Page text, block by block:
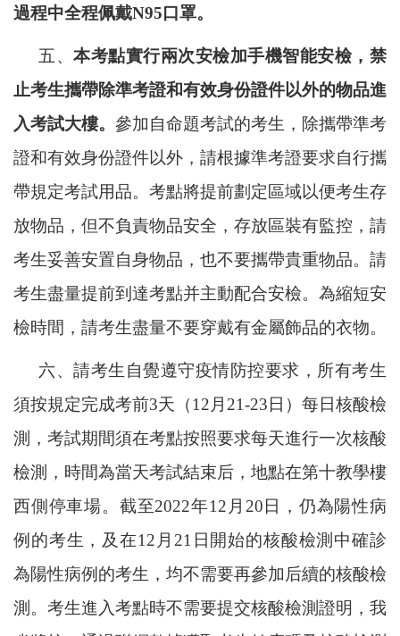
過程中全程佩戴N95口罩。
五、本考點實行兩次安檢加手機智能安檢，禁
止考生攜帶除準考證和有效身份證件以外的物品進
入考試大樓。 參加自命題考試的考生，除攜帶準考
證和有效身份證件以外，請根據準考證要求自行攜
帶規定考試用品。考點將提前劃定區域以便考生存
放物品，但不負責物品安全，存放區裝有監控，請
考生妥善安置自身物品，也不要攜帶貴重物品。 請
考生盡量提前到達考點并主動配合安檢。 為縮短安
檢時間，請考生盡量不要穿戴有金屬飾品的衣物。
六、請考生自覺遵守疫情防控要求，所有考生
須按規定完成考前3天（12 月 21-23日）每日核酸檢
測， 考試期間須在考點按照要求每天進行一次核酸
檢測，時間為當天考試結束后，地點在第十教學樓
西側停車場。 截至2022年12月20日，仍為陽性病
例的考生，及在12月21日開始的核酸檢測中確診
為陽性病例的考生，均不需要再參加后續的核酸檢
測 。 考生進入考點時不需要提交核酸檢測證明， 我